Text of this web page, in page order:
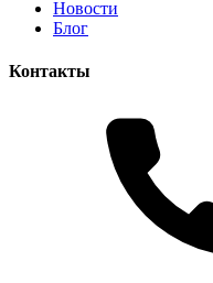
Новости
Блог
Контакты